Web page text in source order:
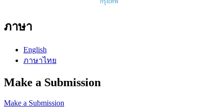
ภาษา
English
ภาษาไทย
Make a Submission
Make a Submission